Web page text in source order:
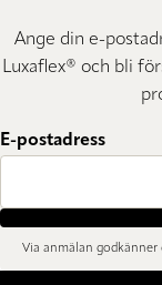
Ange din e-
Luxaflex® och bli
E-postadress
Via anmälan godkänner